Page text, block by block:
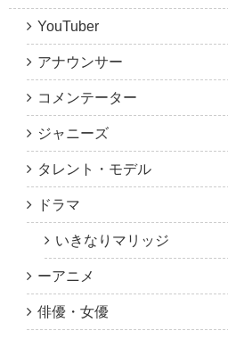
YouTuber
アナウンサー
コメンテーター
ジャニーズ
タレント・モデル
ドラマ
いきなりマリッジ
ーアニメ
俳優・女優